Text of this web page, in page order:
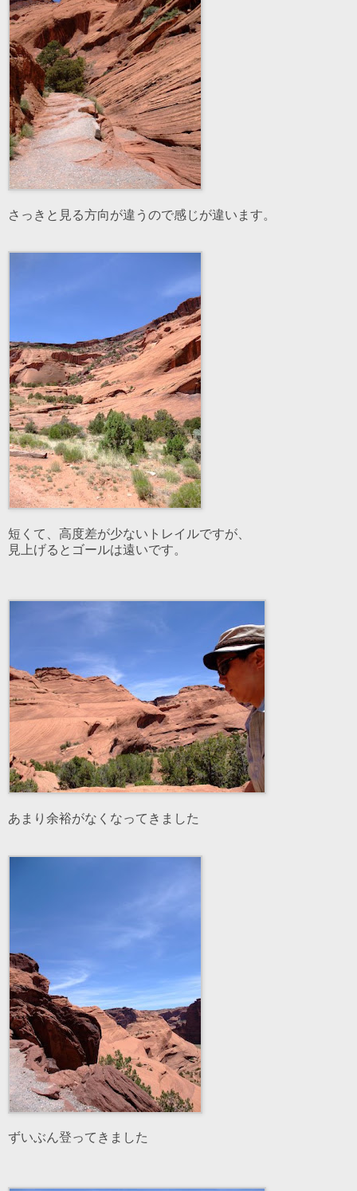
さっきと見る方向が違うので感じが違います。
短くて、高度差が少ないトレイルですが、
見上げるとゴールは遠いです。
あまり余裕がなくなってきました
ずいぶん登ってきました